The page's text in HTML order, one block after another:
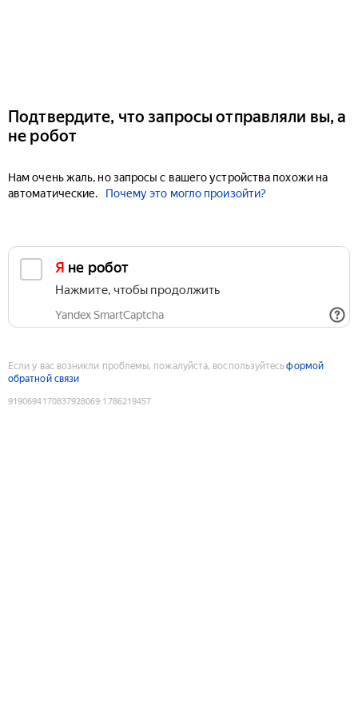
Подтвердите, что запросы отправляли вы, а
не робот
Нам очень жаль, но запросы с вашего устройства похожи на
автоматические.
Почему это могло произойти?
Я не робот
Нажмите, чтобы продолжить
Yandex SmartCaptcha
Если у вас возникли проблемы, пожалуйста, воспользуйтесьформой
обратной связи
9190694170837928069:1786219457